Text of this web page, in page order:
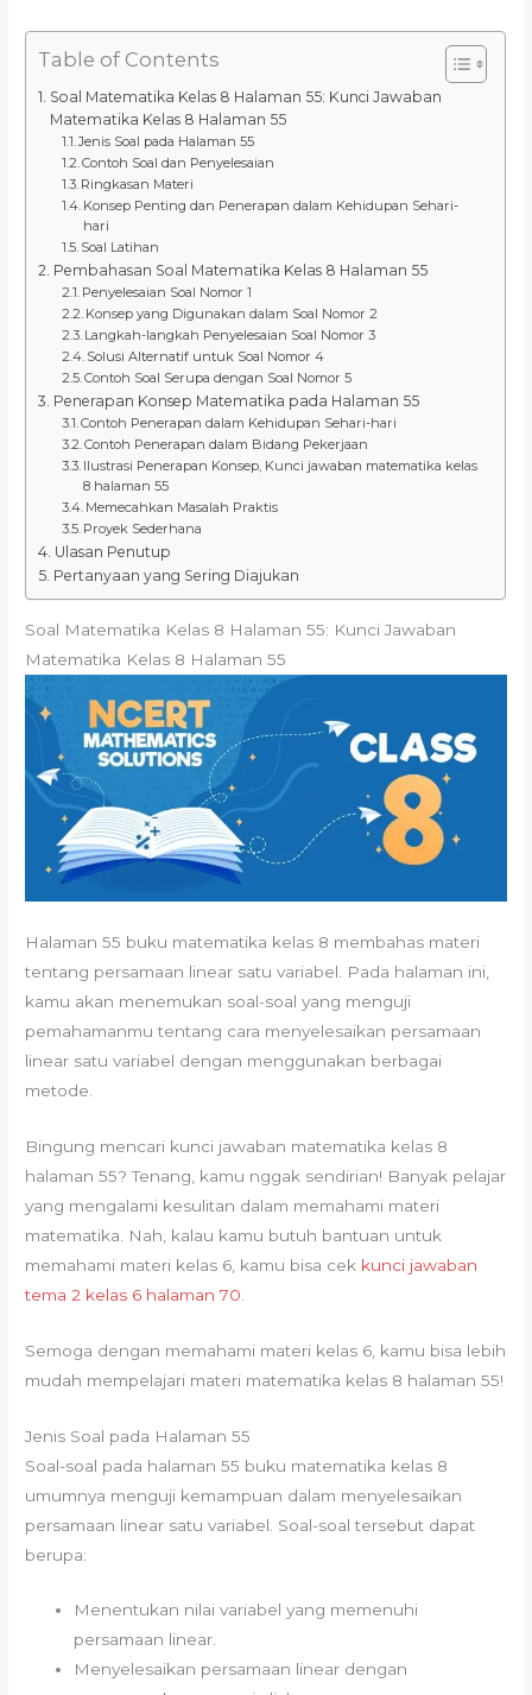
Table of Contents
Soal Matematika Kelas 8 Halaman 55: Kunci Jawaban
Matematika Kelas 8 Halaman 55
Jenis Soal pada Halaman 55
Contoh Soal dan Penyelesaian
Ringkasan Materi
Konsep Penting dan Penerapan dalam Kehidupan Sehari-
hari
Soal Latihan
Pembahasan Soal Matematika Kelas 8 Halaman 55
Penyelesaian Soal Nomor 1
Konsep yang Digunakan dalam Soal Nomor 2
Langkah-langkah Penyelesaian Soal Nomor 3
Solusi Alternatif untuk Soal Nomor 4
Contoh Soal Serupa dengan Soal Nomor 5
Penerapan Konsep Matematika pada Halaman 55
Contoh Penerapan dalam Kehidupan Sehari-hari
Contoh Penerapan dalam Bidang Pekerjaan
Ilustrasi Penerapan Konsep, Kunci jawaban matematika kelas
8 halaman 55
Memecahkan Masalah Praktis
Proyek Sederhana
Ulasan Penutup
Pertanyaan yang Sering Diajukan
Soal Matematika Kelas 8 Halaman 55: Kunci Jawaban
Matematika Kelas 8 Halaman 55
Halaman 55 buku matematika kelas 8 membahas materi
tentang persamaan linear satu variabel. Pada halaman ini,
kamu akan menemukan soal-soal yang menguji
pemahamanmu tentang cara menyelesaikan persamaan
linear satu variabel dengan menggunakan berbagai
metode.
Bingung mencari kunci jawaban matematika kelas 8
halaman 55? Tenang, kamu nggak sendirian! Banyak pelajar
yang mengalami kesulitan dalam memahami materi
matematika. Nah, kalau kamu butuh bantuan untuk
memahami materi kelas 6, kamu bisa cek kunci jawaban
tema 2 kelas 6 halaman 70
Semoga dengan memahami materi kelas 6, kamu bisa lebih
mudah mempelajari materi matematika kelas 8 halaman 55!
Jenis Soal pada Halaman 55
Soal-soal pada halaman 55 buku matematika kelas 8
umumnya menguji kemampuan dalam menyelesaikan
persamaan linear satu variabel. Soal-soal tersebut dapat
berupa:
Menentukan nilai variabel yang memenuhi
persamaan linear.
Menyelesaikan persamaan linear dengan